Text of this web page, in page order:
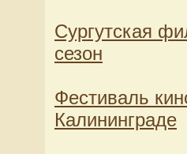
Сургутская
сезон
Фестиваль
Калининграде